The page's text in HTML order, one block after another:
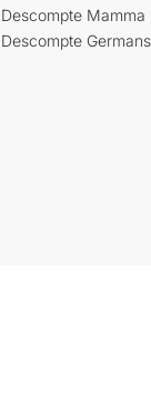
Descompte Mamma
Descompte